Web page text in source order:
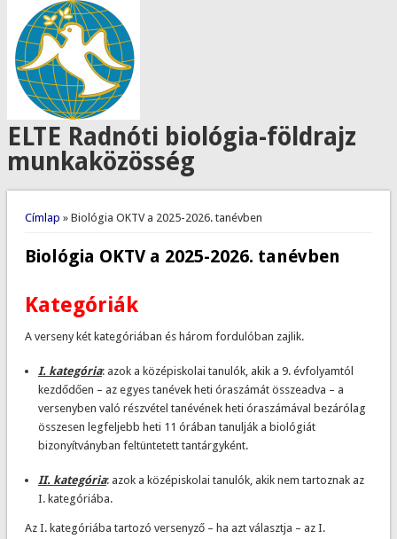
ELTE Radnóti biológia-földrajz
munkaközösség
Jelenlegi hely
Címlap » Biológia OKTV a 2025-2026. tanévben
Biológia OKTV a 2025-2026. tanévben
Kategóriák
A verseny két kategóriában és három fordulóban zajlik.
I. kategória: azok a középiskolai tanulók, akik a 9. évfolyamtól
kezdődően – az egyes tanévek heti óraszámát összeadva – a
versenyben való részvétel tanévének heti óraszámával bezárólag
összesen legfeljebb heti 11 órában tanulják a biológiát
bizonyítványban feltüntetett tantárgyként.
II. kategória: azok a középiskolai tanulók, akik nem tartoznak az
I. kategóriába.
Az I. kategóriába tartozó versenyző – ha azt választja – az I.